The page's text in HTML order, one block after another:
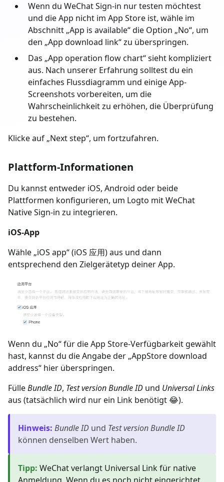
Wenn du WeChat Sign-in nur testen möchtest
und die App nicht im App Store ist, wähle im
Abschnitt „App is available“ die Option „No“, um
den „App download link“ zu überspringen.
Das „App operation flow chart“ sieht kompliziert
aus. Nach unserer Erfahrung solltest du ein
einfaches Flussdiagramm und einige App-
Screenshots vorbereiten, um die
Wahrscheinlichkeit zu erhöhen, die Überprüfung
zu bestehen.
Klicke auf „Next step“, um fortzufahren.
Plattform-Informationen
Du kannst entweder iOS, Android oder beide
Plattformen konfigurieren, um Logto mit WeChat
Native Sign-in zu integrieren.
iOS-App
Wähle „iOS app“ (iOS 应用) aus und dann
entsprechend den Zielgerätetyp deiner App.
Wenn du „No“ für die App Store-Verfügbarkeit gewählt
hast, kannst du die Angabe der „AppStore download
address“ hier überspringen.
FülleBundle ID, Test version Bundle ID und Universal Links
aus (tatsächlich wird nur ein Link benötigt 😂).
Hinweis: Bundle ID und Test version Bundle ID
können denselben Wert haben.
Tipp: WeChat verlangt Universal Link für native
Anmeldung. Wenn du es noch nicht eingerichtet